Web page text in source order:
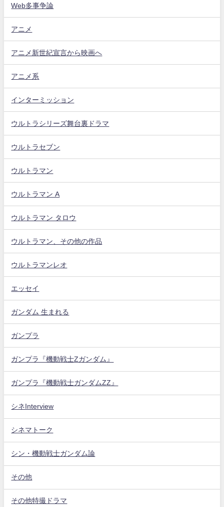
Web多事争論
アニメ
アニメ新世紀宣言から映画へ
アニメ系
インターミッション
ウルトラシリーズ舞台裏ドラマ
ウルトラセブン
ウルトラマン
ウルトラマン A
ウルトラマン タロウ
ウルトラマン、その他の作品
ウルトラマンレオ
エッセイ
ガンダム 生まれる
ガンプラ
ガンプラ『機動戦士Zガンダム』
ガンプラ『機動戦士ガンダムZZ』
シネInterview
シネマトーク
シン・機動戦士ガンダム論
その他
その他特撮ドラマ